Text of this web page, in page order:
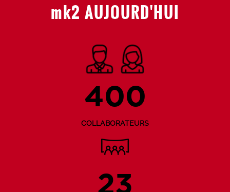
mk2 AUJOURD'HUI
400
COLLABORATEURS
23